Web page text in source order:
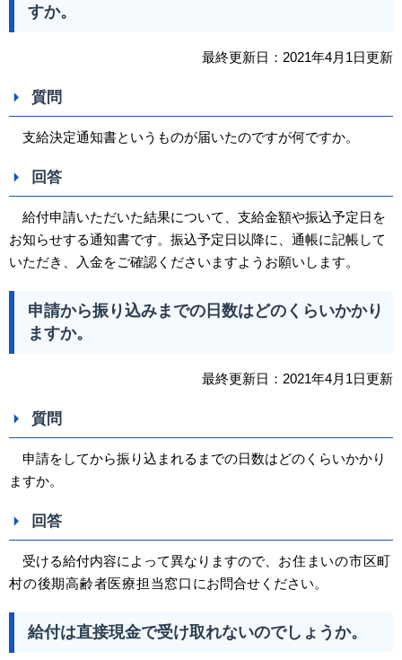
すか。
最終更新日：2021年4月1日更新
質問
支給決定通知書というものが届いたのですが何ですか。
回答
給付申請いただいた結果について、支給金額や振込予定日を
お知らせする通知書です。振込予定日以降に、通帳に記帳して
いただき、入金をご確認くださいますようお願いします。
申請から振り込みまでの日数はどのくらいかかり
ますか。
最終更新日：2021年4月1日更新
質問
申請をしてから振り込まれるまでの日数はどのくらいかかり
ますか。
回答
受ける給付内容によって異なりますので、 お住まいの市区町
村の後期高齢者医療担当窓口 にお問合せください。
給付は直接現金で受け取れないのでしょうか。